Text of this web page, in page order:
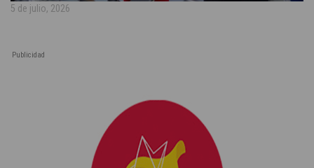
5 de julio, 2026
Publicidad